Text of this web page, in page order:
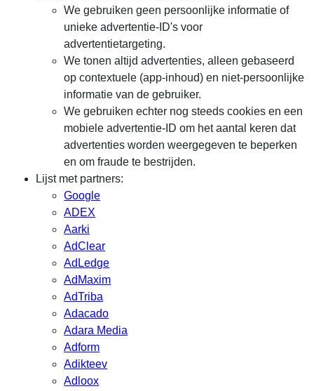
We gebruiken geen persoonlijke informatie of
unieke advertentie-ID's voor
advertentietargeting.
We tonen altijd advertenties, alleen gebaseerd
op contextuele (app-inhoud) en niet-persoonlijke
informatie van de gebruiker.
We gebruiken echter nog steeds cookies en een
mobiele advertentie-ID om het aantal keren dat
advertenties worden weergegeven te beperken
en om fraude te bestrijden.
Lijst met partners:
Google
ADEX
Aarki
AdClear
AdLedge
AdMaxim
AdTriba
Adacado
Adara Media
Adform
Adikteev
Adloox